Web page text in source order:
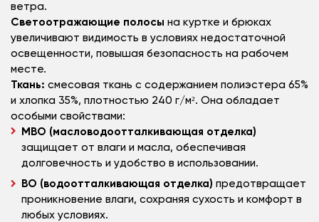
ветра.
Светоотражающие полосы на куртке и брюках
увеличивают видимость в условиях недостаточной
освещенности, повышая безопасность на рабочем
месте.
Ткань: смесовая ткань с содержанием полиэстера 65%
и хлопка 35%, плотностью 240 г/м². Она обладает
особыми свойствами:
МВО (масловодоотталкивающая отделка)
защищает от влаги и масла, обеспечивая
долговечность и удобство в использовании.
ВО (водоотталкивающая отделка) предотвращает
проникновение влаги, сохраняя сухость и комфорт в
любых условиях.